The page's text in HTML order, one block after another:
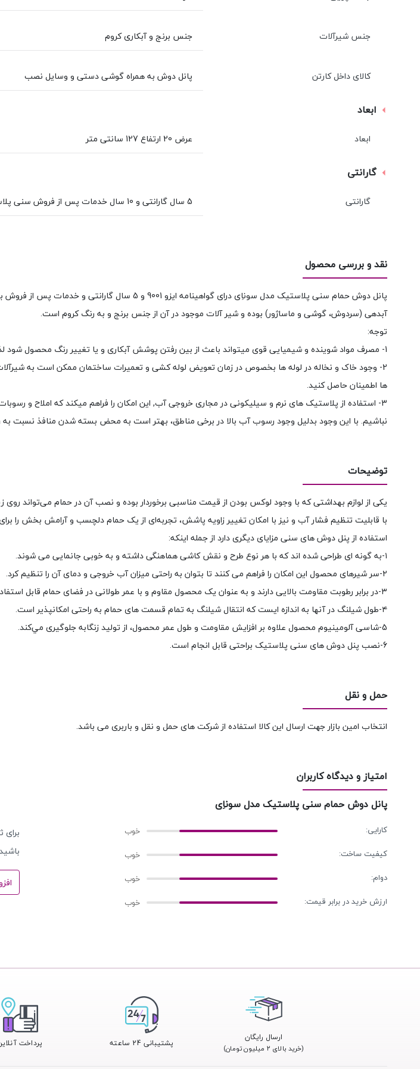
جنس شیرآلات جنس برنج و آبکاری کروم
کالای داخل کارتن پانل دوش به همراه گوشی دستی و وسایل نصب
ابعاد
ابعاد عرض 20 ارتفاع 127 سانتی متر
گارانتی
گارانتی 5 سال گارانتی و 10 سال خدمات پس از فروش سنی پلاستیک
نقد و بررسی محصول
آبدهی (سردوش، گوشی و ماساژور) بوده و شیر آلات موجود در آن از جنس برنج و به رنگ کروم است.
توجه:
1- مصرف مواد شوینده و شیمیایی قوی میتواند باعث از بین رفتن پوشش آبکاری و یا تغییر رنگ محصول شود لذا جهت شستن آن، از شوینده های ضعیف و یا محلول آب و صابون استفاده کنید.
2- وجود خاک و نخاله در لوله ها بخصوص در زمان تعویض لوله کشی و تعمیرات ساختمان ممکن است به
ها اطمینان حاصل کنید.
3- استفاده از پلاستیک های نرم و سیلیکونی در مجاری خروجی آب, این امکان را فراهم میکند که املاح و
نباشیم. با این وجود بدلیل وجود رسوب آب بالا در برخی مناطق، بهتر است به محض بسته شدن منافذ نسبت به
توضیحات
یکی از لوازم بهداشتی که با وجود لوکس بودن از قیمت مناسبی برخوردار بوده و نصب آن در حمام می‌تواند
با قابلیت تنظیم فشار آب و نیز با امکان تغییر زاویه پاشش، تجربه‌ای از یک حمام دلچسب و آرامش بخش را
استفاده از پنل دوش های سنی مزایای دیگری دارد از جمله اینکه:
۱-به گونه ای طراحی شده اند که با هر نوع طرح و نقش کاشی هماهنگی داشته و به خوبی جانمایی می شوند.
۲-سر شیرهای محصول این امکان را فراهم می کنند تا بتوان به راحتی میزان آب خروجی و دمای آن را تنظیم کرد.
۳-در برابر رطوبت مقاومت بالایی دارند و به عنوان یک محصول مقاوم و با عمر طولانی در فضای حمام قابل استفاده هستند.
۴-طول شیلنگ در آنها به اندازه ایست که انتقال شیلنگ به تمام قسمت های حمام به راحتی امکانپذیر است.
5-شاسی آلومینیوم محصول علاوه بر افزایش مقاومت و طول عمر محصول، از تولید زنگابه جلوگیری مي‌كند.
6-نصب پنل دوش های سنی پلاستیک براحتی قابل انجام است.
حمل و نقل
انتخاب امین بازار جهت ارسال این کالا استفاده از شرکت های حمل و نقل و باربری می باشد.
امتیاز و دیدگاه کاربران
پانل دوش حمام سنی پلاستيک مدل سوناِی
کارایی:
کیفیت ساخت:
دوام:
ارزش خرید در برابر قیمت:
برای
ارسال رایگان
(خرید بالای ۲ میلیون تومان) پشتیبانی 24 ساعته پرداخت